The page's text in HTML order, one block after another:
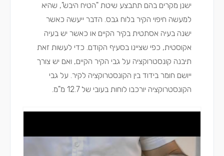
ישנן מקרים בהם תתבצע שיטת "הטיח היבש", שהיא
למעשה חיפוי הקיר בלוח גבס. הדבר ייעשה כאשר
ישנה בעיה אסתטית בקיר הקיים או כאשר יש בעיה
אקוסטית, כפי שציינו בסעיף הקודם. כדי לעשות זאת
תיבנה קונסטרוקציה על גבי הקיר הקיים, ואם יש צורך
ייושם חומר בידוד בין הקונסטרוקציה לקיר. על גבי
הקונסטרוקציה יורכבו לוחות בעובי של 12.7 מ"מ.